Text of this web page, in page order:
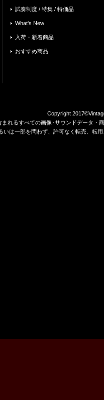
試奏制度 / 特集 / 特価品
What's New
入荷・新着商品
おすすめ商品
Copyright
まれるすべての画像･サウンドデータ・
いは一部を問わず、許可なく転売、転